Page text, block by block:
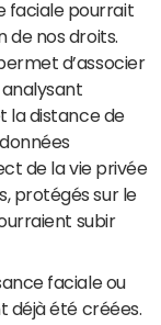
faciale pourrait
de nos droits.
d’associer
analysant
la distance de
de la vie privée
protégés sur le
subir
faciale ou
déjà été créées.